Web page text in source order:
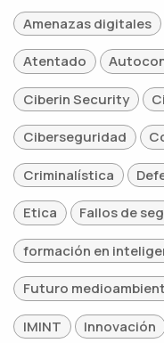
Amenazas digitales
Atentado
Ciberin Security
Ciberseguridad
Criminalística
Etica Fallos de
formación en
Futuro
IMINT Innovación